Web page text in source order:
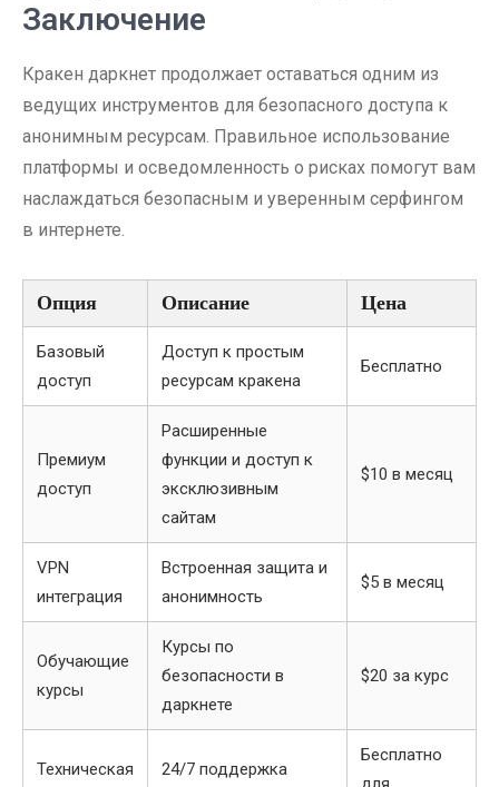
Заключение
Кракен даркнет продолжает оставаться одним из
ведущих инструментов для безопасного доступа к
анонимным ресурсам. Правильное использование
платформы и осведомленность о рисках помогут вам
наслаждаться безопасным и уверенным серфингом
в интернете.
Опция Описание Цена
Базовый
доступ
Доступ к простым
ресурсам кракена
Бесплатно
Премиум
доступ
Расширенные
функции и доступ к
эксклюзивным
сайтам
$10 в месяц
VPN
интеграция
Встроенная защита и
анонимность
$5 в месяц
Обучающие
курсы
Курсы по
безопасности в
даркнете
$20 за курс
Техническая
24/7 поддержка
Бесплатно